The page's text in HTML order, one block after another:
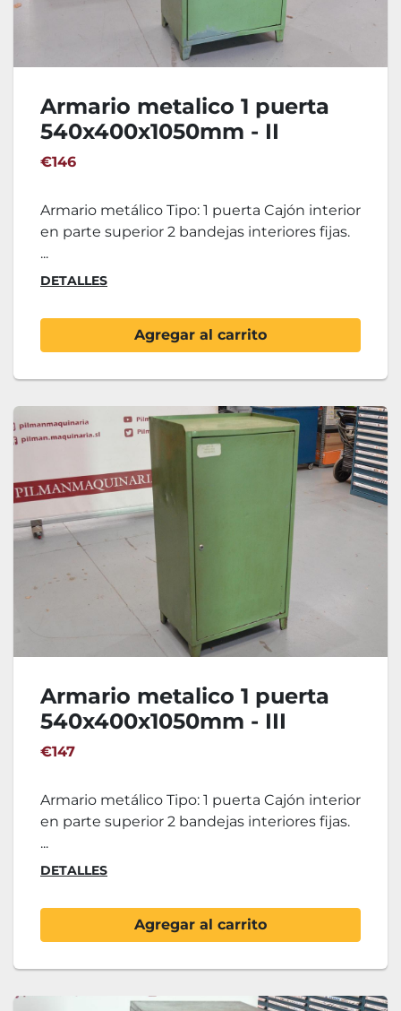
Armario metalico 1 puerta
540x400x1050mm - II
€146
Armario metálico Tipo: 1 puerta Cajón interior
en parte superior 2 bandejas interiores fijas.
...
DETALLES
Agregar al carrito
Armario metalico 1 puerta
540x400x1050mm - III
€147
Armario metálico Tipo: 1 puerta Cajón interior
en parte superior 2 bandejas interiores fijas.
...
DETALLES
Agregar al carrito